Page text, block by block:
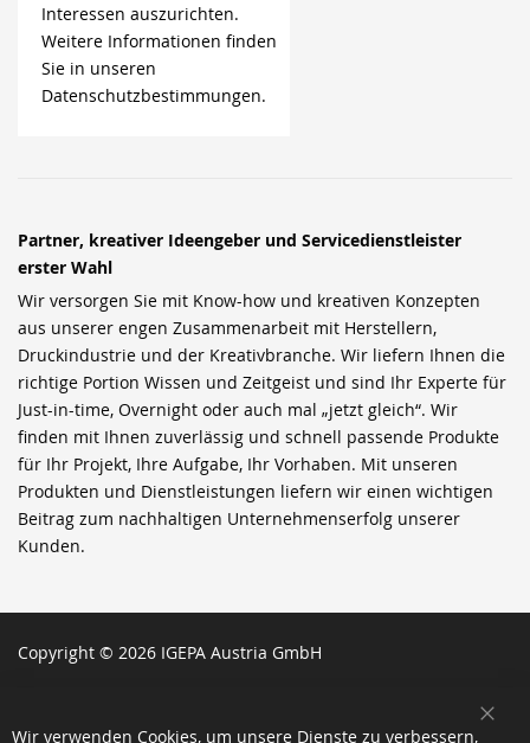
Interessen auszurichten.
Weitere Informationen finden
Sie in unseren
Datenschutzbestimmungen.
Partner, kreativer Ideengeber und Servicedienstleister
erster Wahl
Wir versorgen Sie mit Know-how und kreativen Konzepten
aus unserer engen Zusammenarbeit mit Herstellern,
Druckindustrie und der Kreativbranche. Wir liefern Ihnen die
richtige Portion Wissen und Zeitgeist und sind Ihr Experte für
Just-in-time, Overnight oder auch mal „jetzt gleich“. Wir
finden mit Ihnen zuverlässig und schnell passende Produkte
für Ihr Projekt, Ihre Aufgabe, Ihr Vorhaben. Mit unseren
Produkten und Dienstleistungen liefern wir einen wichtigen
Beitrag zum nachhaltigen Unternehmenserfolg unserer
Kunden.
Copyright © 2026 IGEPA Austria GmbH
Wir verwenden Cookies, um unsere Dienste zu verbessern,